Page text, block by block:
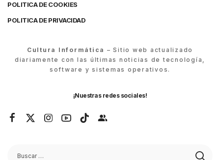
POLITICA DE COOKIES
POLITICA DE PRIVACIDAD
Cultura Informática – Sitio web actualizado
diariamente con las últimas noticias de tecnología,
software y sistemas operativos.
¡Nuestras redes sociales!